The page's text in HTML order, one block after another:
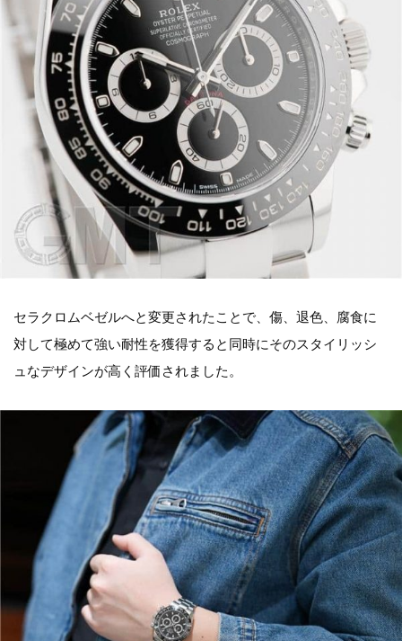
セラクロムベゼルへと変更されたことで、傷、退色、腐食に
対して極めて強い耐性を獲得すると同時にそのスタイリッシ
ュなデザインが高く評価されました。